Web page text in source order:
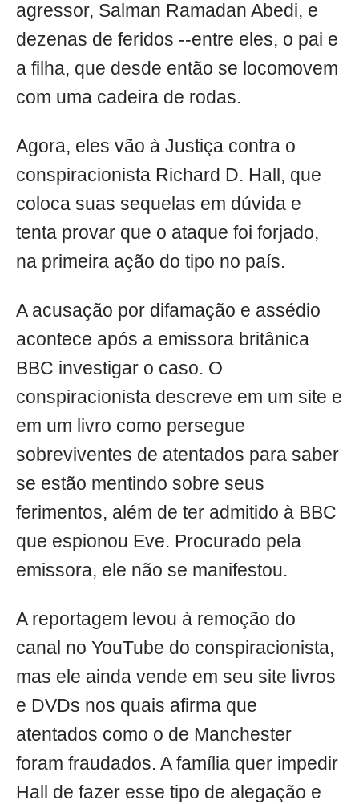
agressor, Salman Ramadan Abedi, e
dezenas de feridos --entre eles, o pai e
a filha, que desde então se locomovem
com uma cadeira de rodas.
Agora, eles vão à Justiça contra o
conspiracionista Richard D. Hall, que
coloca suas sequelas em dúvida e
tenta provar que o ataque foi forjado,
na primeira ação do tipo no país.
A acusação por difamação e assédio
acontece após a emissora britânica
BBC investigar o caso. O
conspiracionista descreve em um site e
em um livro como persegue
sobreviventes de atentados para saber
se estão mentindo sobre seus
ferimentos, além de ter admitido à BBC
que espionou Eve. Procurado pela
emissora, ele não se manifestou.
A reportagem levou à remoção do
canal no YouTube do conspiracionista,
mas ele ainda vende em seu site livros
e DVDs nos quais afirma que
atentados como o de Manchester
foram fraudados. A família quer impedir
Hall de fazer esse tipo de alegação e